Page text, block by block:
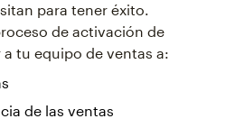
para tener éxito.
de activación de
tu equipo de ventas a:
de las ventas